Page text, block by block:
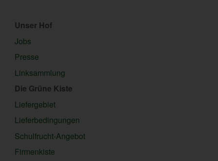
Unser Hof
Jobs
Presse
Linksammlung
Die Grüne Kiste
Liefergebiet
Lieferbedingungen
Schulfrucht-Angebot
Firmenkiste